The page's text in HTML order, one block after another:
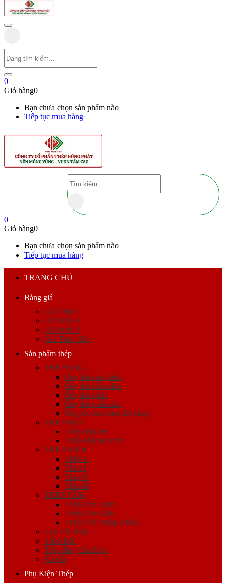
0
Giỏ hàng0
Bạn chưa chọn sản phẩm nào
Tiếp tục mua hàng
0
Giỏ hàng0
Bạn chưa chọn sản phẩm nào
Tiếp tục mua hàng
TRANG CHỦ
Bảng giá
Giá Thép I
Giá thép H
Giá thép U
Giá Thép Hộp
Sản phẩm thép
THÉP ỐNG
Ống thép mạ kẽm
Ống thép hàn đen
Ống thép đúc
Ống thép siêu âm
Ống lốc theo đơn đặt hàng
THÉP HỘP
Thép hộp đen
Thép hộp mạ kẽm
THÉP HÌNH
Thép U
Thép I
Thép V
Thép H
THÉP TẤM
Thép Tấm Trơn
Thép Tấm Gân
Thép Tấm Nhập Khẩu
Cọc Cừ Thép
Thép Đặc
Thép Ray Cầu Trục
Xà Gồ
Phụ Kiện Thép